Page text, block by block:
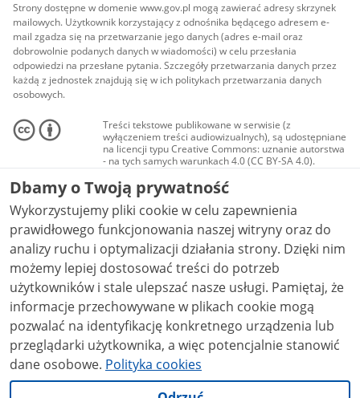
Strony dostępne w domenie www.gov.pl mogą zawierać adresy skrzynek
mailowych. Użytkownik korzystający z odnośnika będącego adresem e-
mail zgadza się na przetwarzanie jego danych (adres e-mail oraz
dobrowolnie podanych danych w wiadomości) w celu przesłania
odpowiedzi na przesłane pytania. Szczegóły przetwarzania danych przez
każdą z jednostek znajdują się w ich politykach przetwarzania danych
osobowych.
Treści tekstowe publikowane w serwisie (z
wyłączeniem treści audiowizualnych), są udostępniane
na licencji typu Creative Commons: uznanie autorstwa
- na tych samych warunkach 4.0 (CC BY-SA 4.0).
Materiały audiowizualne, w tym zdjęcia, materiały
audio i wideo, są udostępniane na licencji typu
Creative Commons: uznanie autorstwa użycie
niekomercyjne - bez utworów zależnych 4.0 (CC BY-
NC-ND 4.0), o ile nie jest to stwierdzone inaczej.
Dbamy o Twoją prywatność
Wykorzystujemy pliki cookie w celu zapewnienia
prawidłowego funkcjonowania naszej witryny oraz do
analizy ruchu i optymalizacji działania strony. Dzięki nim
możemy lepiej dostosować treści do potrzeb
użytkowników i stale ulepszać nasze usługi. Pamiętaj, że
informacje przechowywane w plikach cookie mogą
pozwalać na identyfikację konkretnego urządzenia lub
przeglądarki użytkownika, a więc potencjalnie stanowić
dane osobowe. Polityka cookies